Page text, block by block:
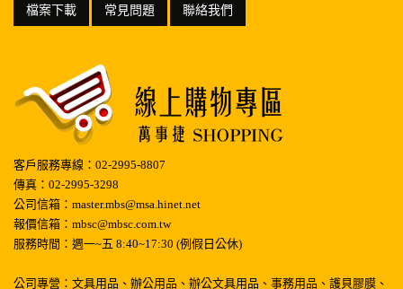
檔案下載 常見問題 聯絡我們
客戶服務專線：02-2995-8807
傳真：02-2995-3298
公司信箱：master.mbs@msa.hinet.net
報價信箱：mbsc@mbsc.com.tw
服務時間：週一~五 8:40~17:30 (例假日公休)
公司專營：文具用品、辦公用品、辦公文具用品、事務用品、護貝膠膜、